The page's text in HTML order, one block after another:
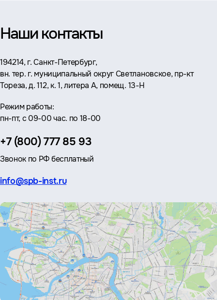
Наши контакты
Адрес:
194214, г. Санкт-Петербург,
вн. тер. г. муниципальный округ Светлановское, пр-кт
Тореза, д. 112, к. 1, литера А, помещ. 13-Н
Режим работы:
пн-пт, с 09-00 час. по 18-00
Телефон:
+7 (800) 777 85 93
Звонок по РФ бесплатный
Эл.
info@spb-inst.ru